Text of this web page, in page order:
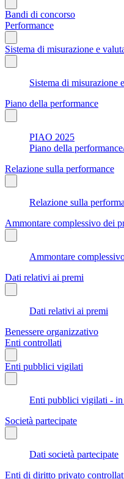
Bandi di concorso
Performance
Sistema di misurazione e
Sistema di misurazione
Piano della performance
PIAO 2025
Piano della
Relazione sulla performance
Relazione sulla
Ammontare complessivo dei
Ammontare
Dati relativi ai premi
Dati relativi ai premi
Benessere organizzativo
Enti controllati
Enti pubblici vigilati
Enti pubblici vigilati - in
Società partecipate
Dati società partecipate
Enti di diritto privato